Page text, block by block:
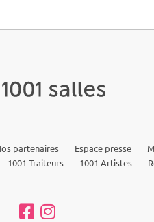
partenaires Espace presse
1001 Traiteurs 1001 Artistes